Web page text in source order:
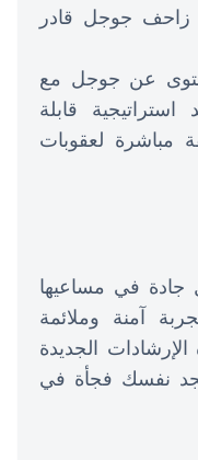
زاحف جوجل قادر
عن جوجل مع
قابلة
مباشرة لعقوبات
جادة في مساعيها
آمنة وملائمة
الجديدة
نفسك فجأة في